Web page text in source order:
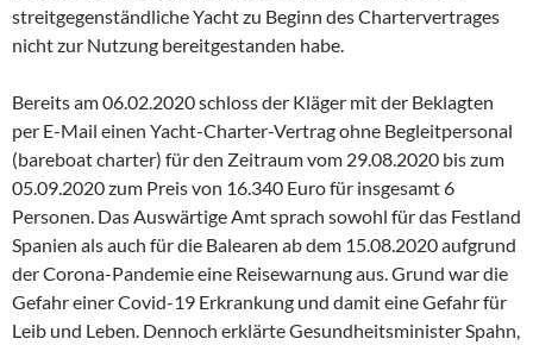
streitgegenständliche Yacht zu Beginn des Chartervertrages
nicht zur Nutzung bereitgestanden habe.
Bereits am 06.02.2020 schloss der Kläger mit der Beklagten
per E-Mail einen Yacht-Charter-Vertrag ohne Begleitpersonal
(bareboat charter) für den Zeitraum vom 29.08.2020 bis zum
05.09.2020 zum Preis von 16.340 Euro für insgesamt 6
Personen. Das Auswärtige Amt sprach sowohl für das Festland
Spanien als auch für die Balearen ab dem 15.08.2020 aufgrund
der Corona-Pandemie eine Reisewarnung aus. Grund war die
Gefahr einer Covid-19 Erkrankung und damit eine Gefahr für
Leib und Leben. Dennoch erklärte Gesundheitsminister Spahn,